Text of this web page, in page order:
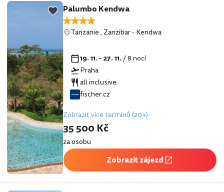
Palumbo Kendwa
Tanzanie, Zanzibar-Kendwa
19. 11. - 27. 11./ 8 nocí
Praha
all inclusive
fischer.cz
Zobrazit více termínů (20+)
35 500 Kč
za osobu
Zobrazit zájezd